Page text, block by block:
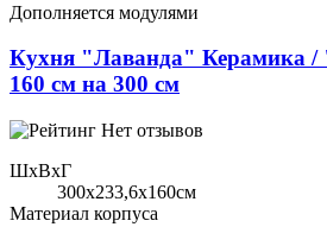
Дополняется модулями
Кухня "Лаванда" Керамика /
160 см на 300 см
Нет отзывов
ШхВхГ
300x233,6х160см
Материал корпуса